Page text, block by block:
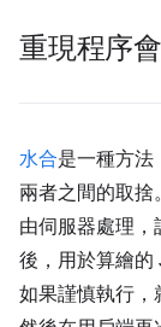
重現程序
水合是一種方法
兩者之間的取捨
由伺服器處理，
後，用於算繪的
如果謹慎執行，